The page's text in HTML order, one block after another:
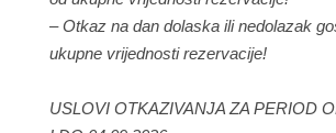
– Otkaz na dan dolaska ili nedolazak
ukupne vrijednosti rezervacije!
USLOVI OTKAZIVANJA ZA PERIOD